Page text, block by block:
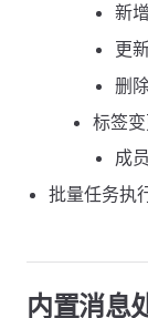
新
更
删
标签
成
批量任务执
内置消息